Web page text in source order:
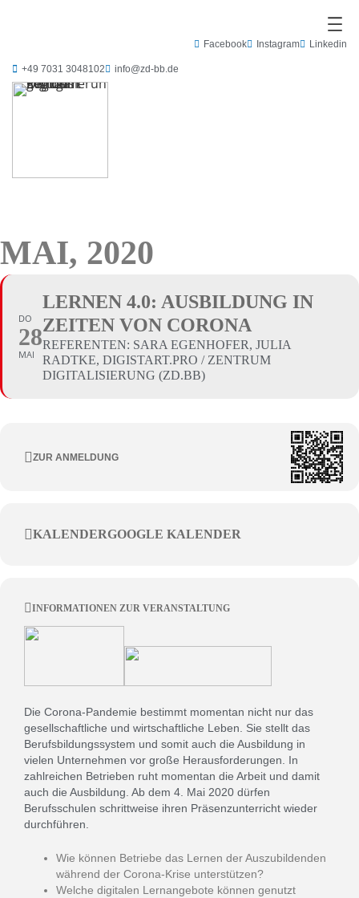
Facebook Instagram Linkedin
+49 7031 3048102 info@zd-bb.de
MAI, 2020
DO
28
MAI
LERNEN 4.0: AUSBILDUNG IN
ZEITEN VON CORONA
REFERENTEN: SARA EGENHOFER, JULIA
RADTKE, DIGISTART.PRO / ZENTRUM
DIGITALISIERUNG (ZD.BB)
ZUR ANMELDUNG
KALENDERGOOGLE KALENDER
INFORMATIONEN ZUR VERANSTALTUNG
Die Corona-Pandemie bestimmt momentan nicht nur das
gesellschaftliche und wirtschaftliche Leben. Sie stellt das
Berufsbildungssystem und somit auch die Ausbildung in
vielen Unternehmen vor große Herausforderungen. In
zahlreichen Betrieben ruht momentan die Arbeit und damit
auch die Ausbildung. Ab dem 4. Mai 2020 dürfen
Berufsschulen schrittweise ihren Präsenzunterricht wieder
durchführen.
Wie können Betriebe das Lernen der Auszubildenden
während der Corona-Krise unterstützen?
Welche digitalen Lernangebote können genutzt